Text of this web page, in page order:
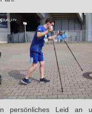
persönliches Leid an